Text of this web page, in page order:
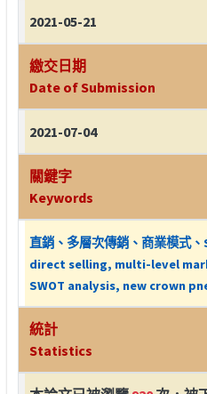
2021-05-21
繳交日期
Date of Submission
2021-07-04
關鍵字
Keywords
直銷、多層次傳銷、商業模式
direct selling, multi-level
SWOT analysis, new crown
統計
Statistics